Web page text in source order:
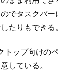
でタスクバー
たりもできる
トップ向けの
している。